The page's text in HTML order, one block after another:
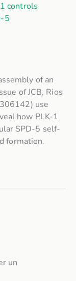
controls
5
of an
of JCB, Rios
use
how PLK-1
SPD-5 self-
formation.
un